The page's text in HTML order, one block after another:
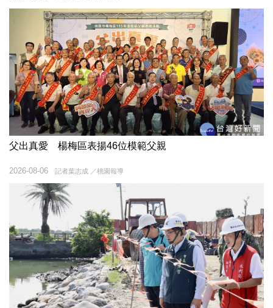
父出真愛 楊梅區表揚46位模範父親
記者葉志成 ／桃園報導
2026-08-06